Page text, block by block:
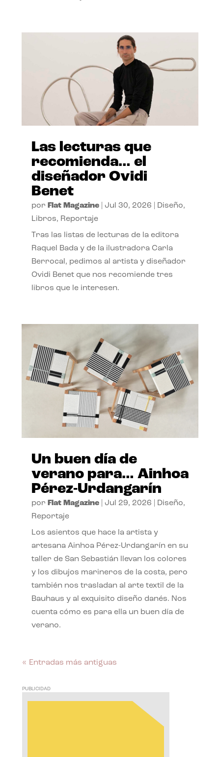
Las lecturas que
recomienda… el
diseñador Ovidi
Benet
por Flat Magazine| Jul 30, 2026 Diseño,
Libros, Reportaje
Tras las listas de lecturas de la editora
Raquel Bada y de la ilustradora Carla
Berrocal, pedimos al artista y diseñador
Ovidi Benet que nos recomiende tres
libros que le interesen.
Un buen día de
verano para… Ainhoa
Pérez-Urdangarín
por Flat Magazine| Jul 29, 2026 Diseño,
Reportaje
Los asientos que hace la artista y
artesana Ainhoa Pérez-Urdangarín en su
taller de San Sebastián llevan los colores
y los dibujos marineros de la costa, pero
también nos trasladan al arte textil de la
Bauhaus y al exquisito diseño danés. Nos
cuenta cómo es para ella un buen día de
verano.
« Entradas más antiguas
PUBLICIDAD